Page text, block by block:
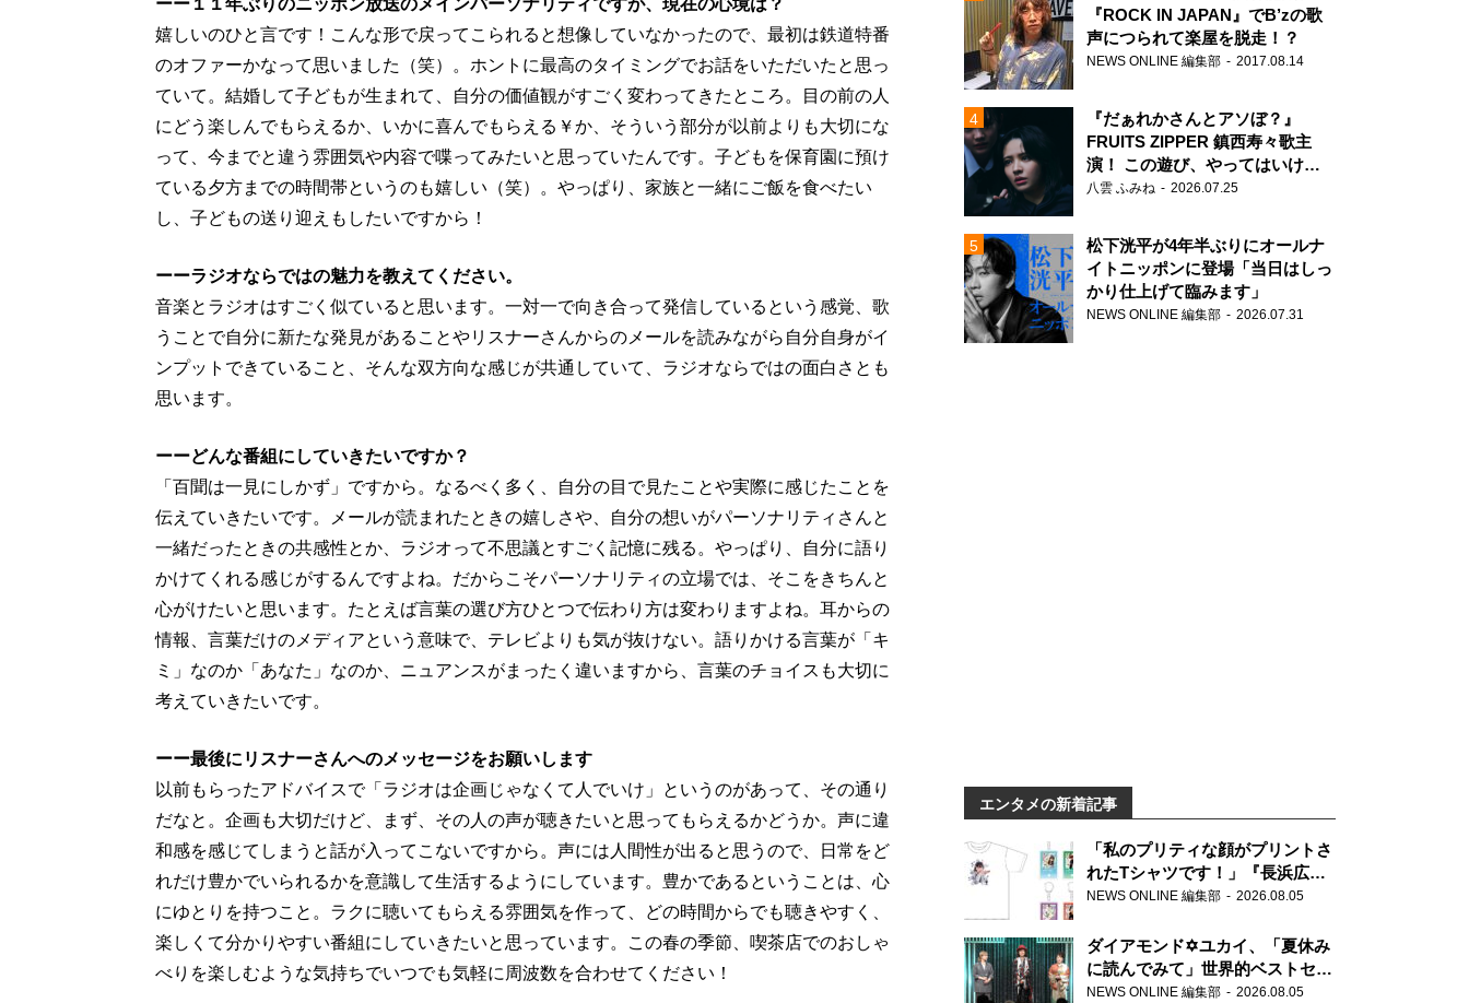
ーー１１年ぶりのニッポン放送のメインパーソナリティですが、現在の心境は？
嬉しいのひと言です！こんな形で戻ってこられると想像していなかったので、最初は鉄道特番
のオファーかなって思いました（笑）。ホントに最高のタイミングでお話をいただいたと思っ
ていて。結婚して子どもが生まれて、自分の価値観がすごく変わってきたところ。目の前の人
にどう楽しんでもらえるか、いかに喜んでもらえる￥か、そういう部分が以前よりも大切にな
って、今までと違う雰囲気や内容で喋ってみたいと思っていたんです。子どもを保育園に預け
ている夕方までの時間帯というのも嬉しい（笑）。やっぱり、家族と一緒にご飯を食べたい
し、子どもの送り迎えもしたいですから！
ーーラジオならではの魅力を教えてください。
音楽とラジオはすごく似ていると思います。一対一で向き合って発信しているという感覚、歌
うことで自分に新たな発見があることやリスナーさんからのメールを読みながら自分自身がイ
ンプットできていること、そんな双方向な感じが共通していて、ラジオならではの面白さとも
思います。
ーーどんな番組にしていきたいですか？
「百聞は一見にしかず」ですから。なるべく多く、自分の目で見たことや実際に感じたことを
伝えていきたいです。メールが読まれたときの嬉しさや、自分の想いがパーソナリティさんと
一緒だったときの共感性とか、ラジオって不思議とすごく記憶に残る。やっぱり、自分に語り
かけてくれる感じがするんですよね。だからこそパーソナリティの立場では、そこをきちんと
心がけたいと思います。たとえば言葉の選び方ひとつで伝わり方は変わりますよね。耳からの
情報、言葉だけのメディアという意味で、テレビよりも気が抜けない。語りかける言葉が「キ
ミ」なのか「あなた」なのか、ニュアンスがまったく違いますから、言葉のチョイスも大切に
考えていきたいです。
ーー最後にリスナーさんへのメッセージをお願いします
以前もらったアドバイスで「ラジオは企画じゃなくて人でいけ」というのがあって、その通り
だなと。企画も大切だけど、まず、その人の声が聴きたいと思ってもらえるかどうか。声に違
和感を感じてしまうと話が入ってこないですから。声には人間性が出ると思うので、日常をど
れだけ豊かでいられるかを意識して生活するようにしています。豊かであるということは、心
にゆとりを持つこと。ラクに聴いてもらえる雰囲気を作って、どの時間からでも聴きやすく、
楽しくて分かりやすい番組にしていきたいと思っています。この春の季節、喫茶店でのおしゃ
べりを楽しむような気持ちでいつでも気軽に周波数を合わせてください！
『ROCK IN JAPAN』でB’zの歌
声につられて楽屋を脱走！？
NEWS ONLINE 編集部 2017.08.14
『だぁれかさんとアソぼ？』
FRUITS ZIPPER 鎮西寿々歌主
演！ この遊び、やってはいけま
せん。
八雲 ふみね 2026.07.25
松下洸平が4年半ぶりにオールナ
イトニッポンに登場「当日はしっ
かり仕上げて臨みます」
NEWS ONLINE 編集部 2026.07.31
エンタメの新着記事
「私のプリティな顔がプリントさ
れたTシャツです！」『長浜広奈
天下無双』初の番組グッズ発売
NEWS ONLINE 編集部 2026.08.05
ダイアモンド✡ユカイ、「夏休み
に読んでみて」世界的ベストセラ
ー『アナスタシア』を紹介
NEWS ONLINE 編集部 2026.08.05